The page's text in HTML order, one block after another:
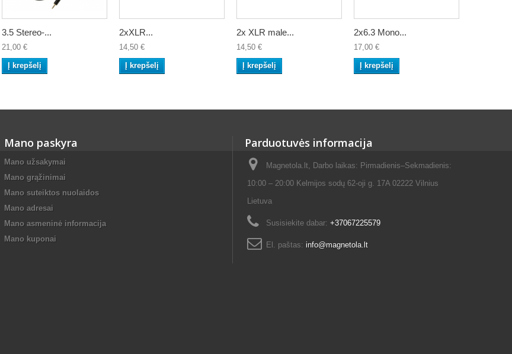
3.5 Stereo-...
21,00 €
Į krepšelį
2xXLR...
14,50 €
Į krepšelį
2x XLR male...
14,50 €
Į krepšelį
2x6.3 Mono...
17,00 €
Į krepšelį
Mano paskyra
Mano užsakymai
Mano grąžinimai
Mano suteiktos nuolaidos
Mano adresai
Mano asmeninė informacija
Mano kuponai
Parduotuvės informacija
Magnetola.lt, Darbo laikas: Pirmadienis–Sekmadienis:
10:00 – 20:00 Kelmijos sodų 62-oji g. 17A 02222 Vilnius
Lietuva
Susisiekite dabar: +37067225579
El. paštas: info@magnetola.lt